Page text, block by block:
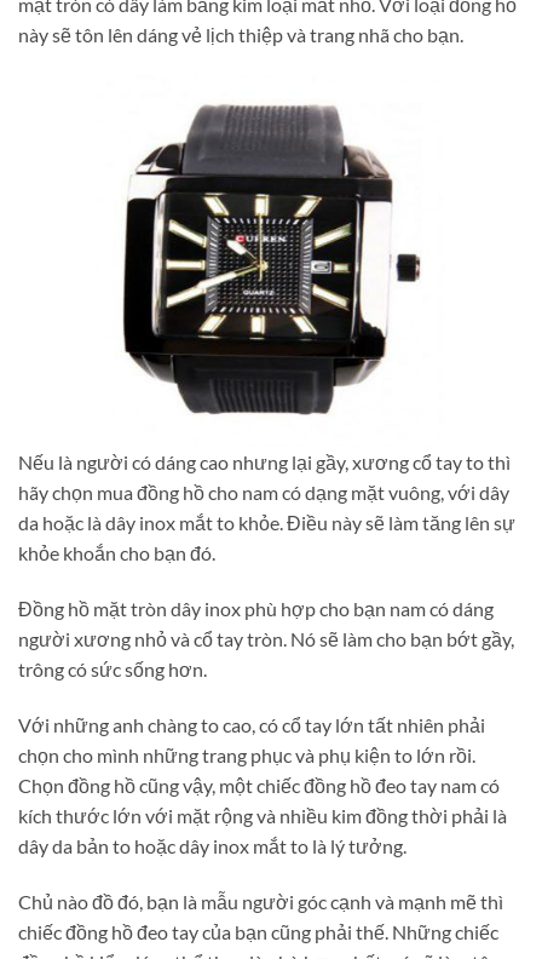
này sẽ tôn lên dáng vẻ lịch thiệp và trang nhã cho bạn.
Nếu là người có dáng cao nhưng lại gầy, xương cổ tay to thì
hãy chọn mua đồng hồ cho nam có dạng mặt vuông, với dây
da hoặc là dây inox mắt to khỏe. Điều này sẽ làm tăng lên sự
khỏe khoắn cho bạn đó.
Đồng hồ mặt tròn dây inox phù hợp cho bạn nam có dáng
người xương nhỏ và cổ tay tròn. Nó sẽ làm cho bạn bớt gầy,
trông có sức sống hơn.
Với những anh chàng to cao, có cổ tay lớn tất nhiên phải
chọn cho mình những trang phục và phụ kiện to lớn rồi.
Chọn đồng hồ cũng vậy, một chiếc đồng hồ đeo tay nam có
kích thước lớn với mặt rộng và nhiều kim đồng thời phải là
dây da bản to hoặc dây inox mắt to là lý tưởng.
Chủ nào đồ đó, bạn là mẫu người góc cạnh và mạnh mẽ thì
chiếc đồng hồ đeo tay của bạn cũng phải thế. Những chiếc